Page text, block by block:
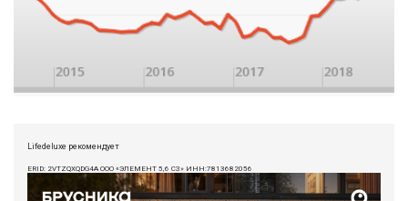
Lifedeluxe рекомендует
ERID: 2VTZQXQDG4A ООО «ЭЛЕМЕНТ 5,6 СЗ» ИНН:7813682056